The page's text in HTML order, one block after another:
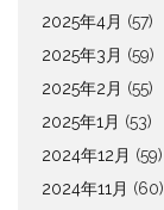
2025年4月 (57)
2025年3月 (59)
2025年2月 (55)
2025年1月 (53)
2024年12月 (59)
2024年11月 (60)